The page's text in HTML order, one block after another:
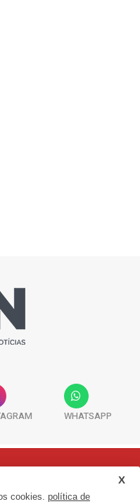
WHATSAPP
| Florianópolis-SC | CEP:
cookies. política de